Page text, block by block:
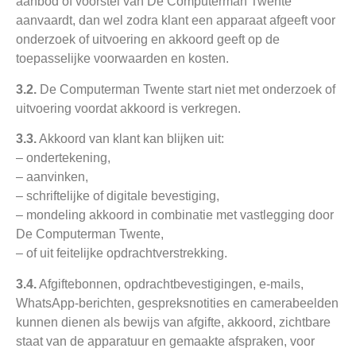
aanvaardt, dan wel zodra klant een apparaat afgeeft voor
onderzoek of uitvoering en akkoord geeft op de
toepasselijke voorwaarden en kosten.
3.2. De Computerman Twente start niet met onderzoek of
uitvoering voordat akkoord is verkregen.
3.3.Akkoord van klant kan blijken uit:
– ondertekening,
– aanvinken,
– schriftelijke of digitale bevestiging,
– mondeling akkoord in combinatie met vastlegging door
De Computerman Twente,
– of uit feitelijke opdrachtverstrekking.
3.4.Afgiftebonnen, opdrachtbevestigingen, e-mails,
WhatsApp-berichten, gespreksnotities en camerabeelden
kunnen dienen als bewijs van afgifte, akkoord, zichtbare
staat van de apparatuur en gemaakte afspraken, voor